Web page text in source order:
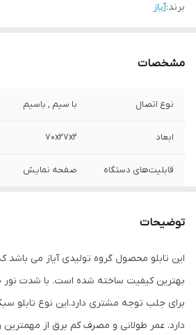
برند:آیاز
مشخصات
نوع اتصال با سیم , باسیم
ابعاد 70x27x2
قابلیت‌های دستگاه صفحه نمایش
توضیحات
این تابلو محصول گروه تولیدی آیاز می باشد که
بهترین کیفیت ساخته شده است. با شدت نور
برای جلب توجه مشتری دارد.این نوع تابلو
دارد. عمر طولانی و مصرف کم برق از مهمترین